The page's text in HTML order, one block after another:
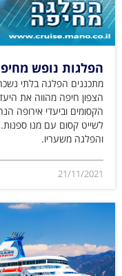
הפלגות נופש
מתכננים הפלגה בלתי
הצפון חיפה מהווה את היעד
הקסומים וביעדי אירופה
לשייט קסום עם מנו
והפלגה משעריו.
21/11/2021